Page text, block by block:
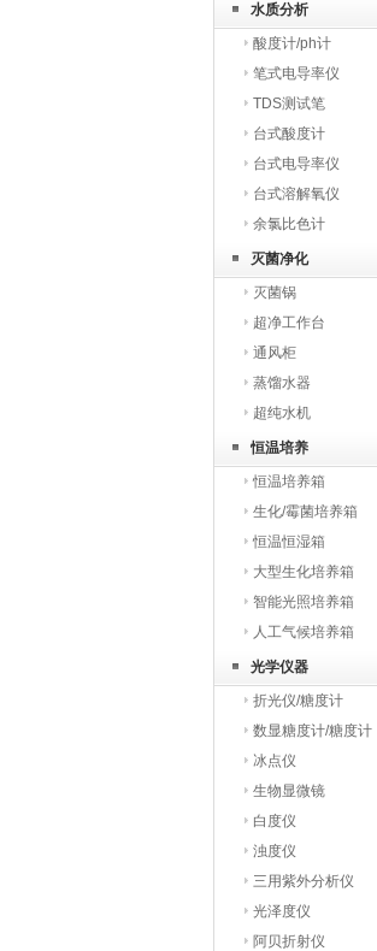
水质分析
酸度计/ph计
笔式电导率仪
TDS测试笔
台式酸度计
台式电导率仪
台式溶解氧仪
余氯比色计
灭菌净化
灭菌锅
超净工作台
通风柜
蒸馏水器
超纯水机
恒温培养
恒温培养箱
生化/霉菌培养箱
恒温恒湿箱
大型生化培养箱
智能光照培养箱
人工气候培养箱
光学仪器
折光仪/糖度计
数显糖度计/糖度计
冰点仪
生物显微镜
白度仪
浊度仪
三用紫外分析仪
光泽度仪
阿贝折射仪